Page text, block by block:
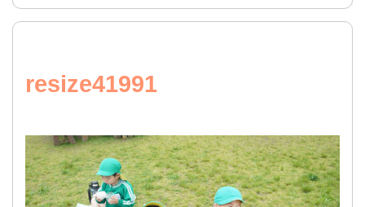
resize41991